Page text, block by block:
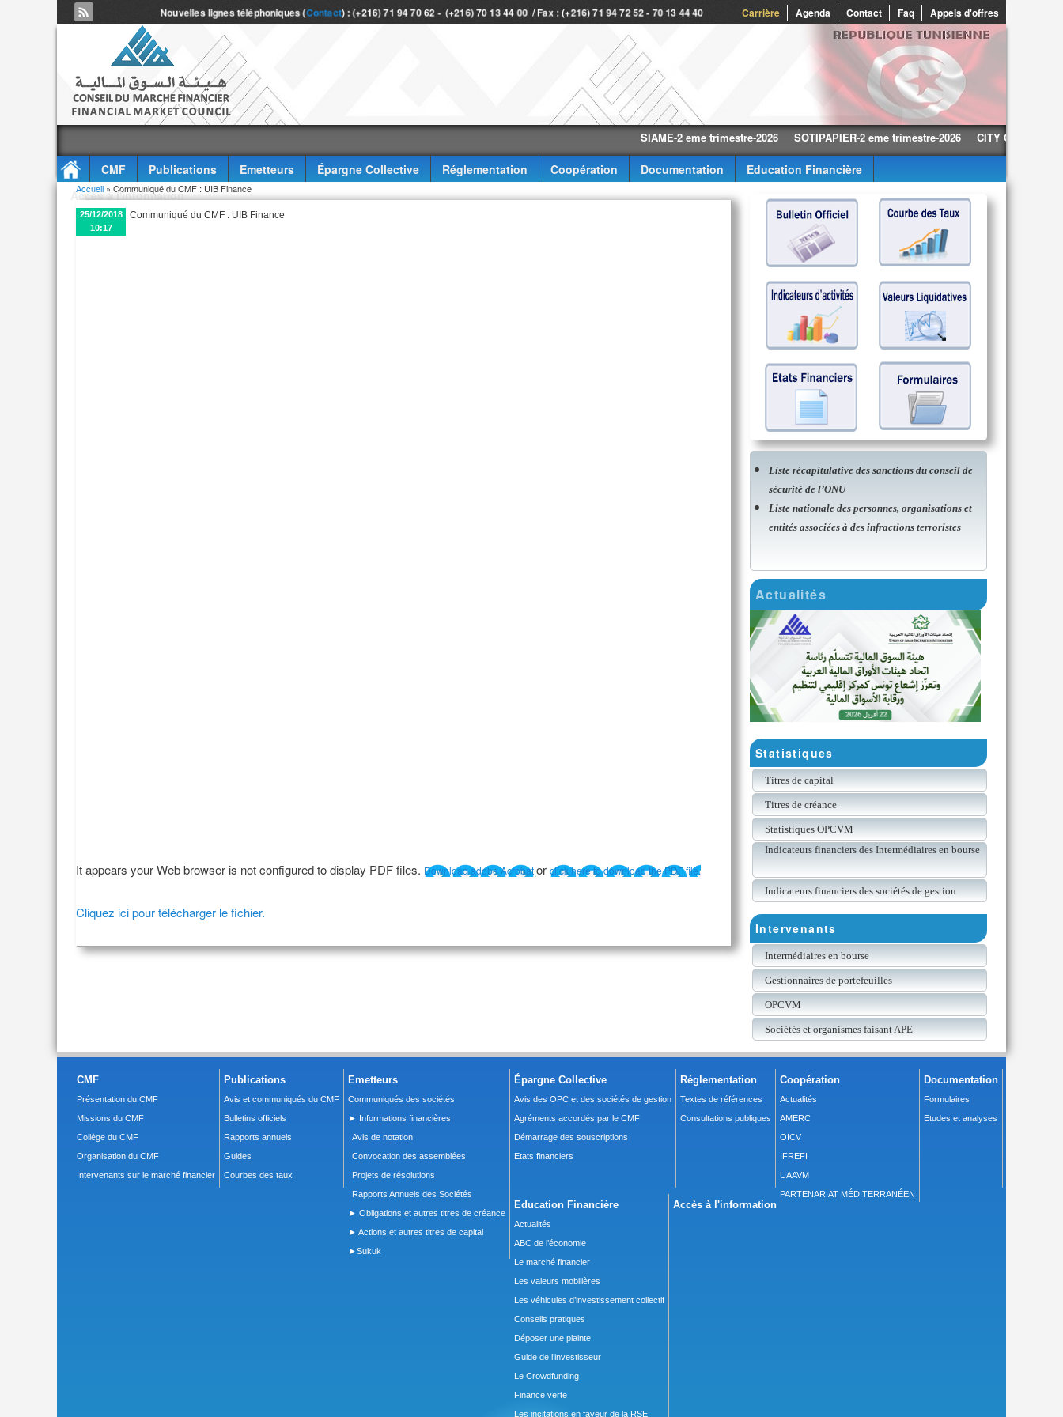
Carrière Agenda Contact Faq Appels d'offres
Nouvelles lignes téléphoniques (Contact) : (+216) 71 94 70 62 - (+216) 70 13 44 00 / Fax : (+216) 71 94 72 52 - 70 13 44 40
SIAME-2 eme trimestre-2026 SOTIPAPIER-2 eme trimestre-2026 CITY CARS-2 eme
CMF Publications Emetteurs Épargne Collective Réglementation Coopération Documentation
Education Financière
Accès à l'information
Vous êtes ici
Accueil » Communiqué du CMF : UIB Finance
25/12/2018
10:17
Communiqué du CMF : UIB Finance
It appears your Web browser is not configured to display PDF files. Download adobe Acrobator click here to download the PDF file.
Cliquez ici pour télécharger le fichier.
Liste récapitulative des sanctions du conseil de
sécurité de l’ONU
Liste nationale des personnes, organisations et
entités associées à des infractions terroristes
Actualités
Statistiques
Titres de capital
Titres de créance
Statistiques OPCVM
Indicateurs financiers des Intermédiaires en bourse
Indicateurs financiers des sociétés de gestion
Intervenants
Intermédiaires en bourse
Gestionnaires de portefeuilles
OPCVM
Sociétés et organismes faisant APE
CMF
Présentation du CMF
Missions du CMF
Collège du CMF
Organisation du CMF
Intervenants sur le marché financier
Publications
Avis et communiqués du CMF
Bulletins officiels
Rapports annuels
Guides
Courbes des taux
Emetteurs
Communiqués des sociétés
► Informations financières
Avis de notation
Convocation des assemblées
Projets de résolutions
Rapports Annuels des Sociétés
► Obligations et autres titres de créance
► Actions et autres titres de capital
►Sukuk
Épargne Collective
Avis des OPC et des sociétés de gestion
Agréments accordés par le CMF
Démarrage des souscriptions
Etats financiers
Réglementation
Textes de références
Consultations publiques
Coopération
Actualités
AMERC
OICV
IFREFI
UAAVM
PARTENARIAT MÉDITERRANÉEN
Documentation
Formulaires
Etudes et analyses
Education Financière
Actualités
ABC de l’économie
Le marché financier
Les valeurs mobilières
Les véhicules d’investissement collectif
Conseils pratiques
Déposer une plainte
Guide de l’investisseur
Le Crowdfunding
Finance verte
Les incitations en faveur de la RSE
Accès à l'information